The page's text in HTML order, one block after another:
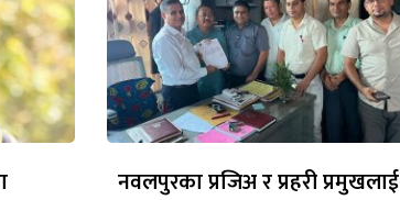
नवलपुरका प्रजिअ र प्रहरी प्रमुखलाई